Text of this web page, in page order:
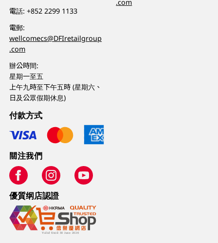
電話:+852 2299 1133
電郵:
wellcomecs@DFIretailgroup
.com
辦公時間:
星期一至五
上午九時至下午五時 (星期六、
日及公眾假期休息)
.com
付款方式
關注我們
優質纲店認證